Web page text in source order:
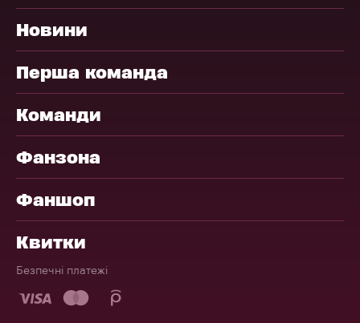
Новини
Перша команда
Команди
Фанзона
Фаншоп
Квитки
Безпечні платежі